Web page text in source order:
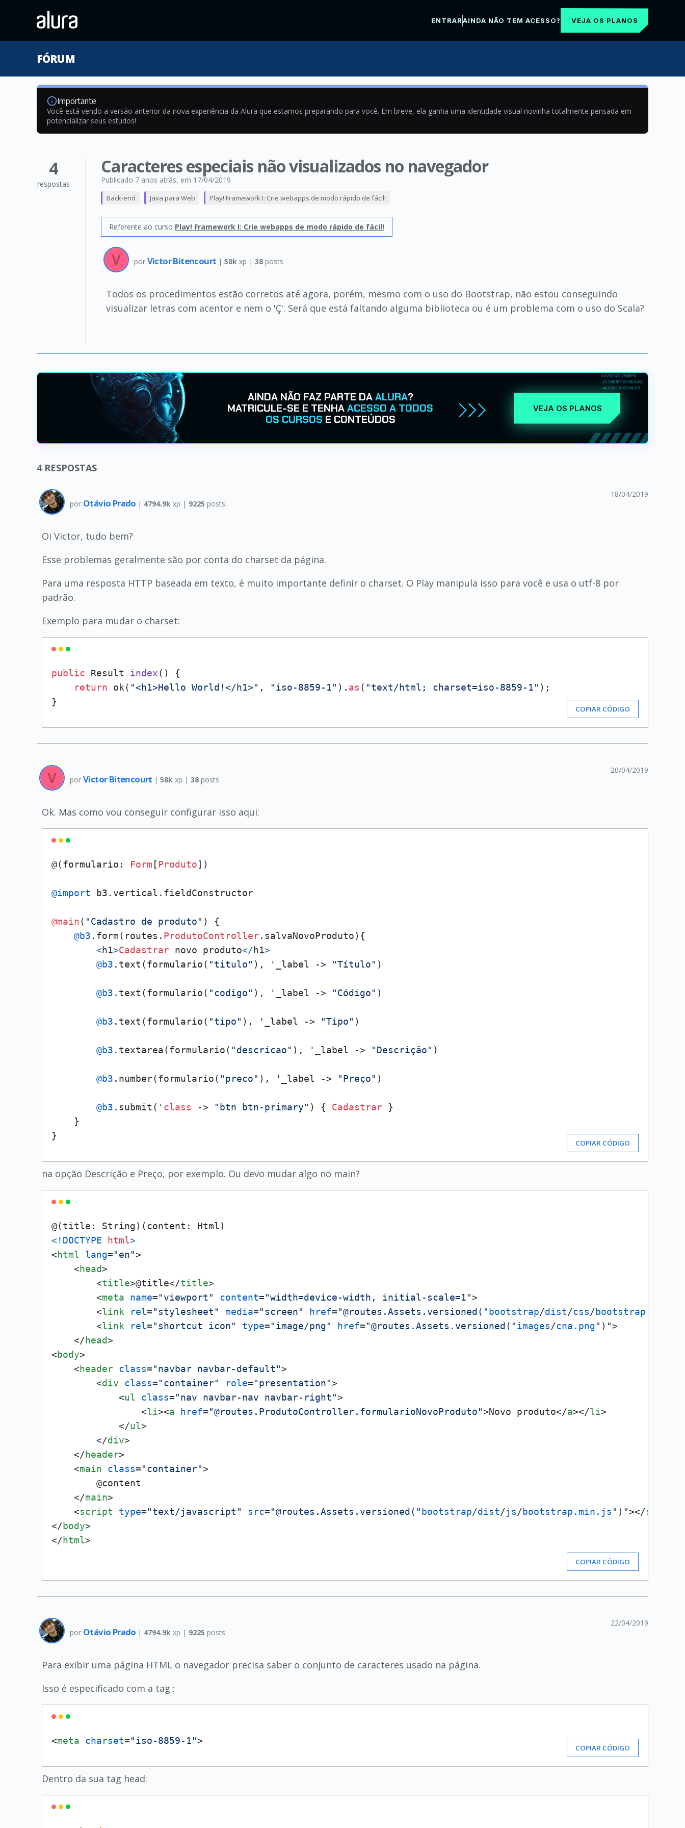
ENTRARAINDA NÃO TEM ACESSO? VEJA OS PLANOS
FÓRUM
Importante
Você está vendo a versão anterior da nova experiência da Alura que estamos preparando para você. Em breve, ela ganha uma identidade visual novinha totalmente pensada em
potencializar seus estudos!
4
respostas
Caracteres especiais não visualizados no navegador
Publicado 7 anos atrás, em 17/04/2019
Back-end Java para Web Play! Framework I: Crie webapps de modo rápido de fácil!
Referente ao curso Play! Framework I: Crie webapps de modo rápido de fácil!
por Victor Bitencourt | 58k xp | 38posts
Todos os procedimentos estão corretos até agora, porém, mesmo com o uso do Bootstrap, não estou conseguindo
visualizar letras com acentor e nem o 'Ç'. Será que está faltando alguma biblioteca ou é um problema com o uso do Scala?
AINDA NÃO FAZ PARTE DAALURA?
MATRICULE-SE E TENHAACESSO A TODOS
OS CURSOS E CONTEÚDOS
VEJA OS PLANOS
4 RESPOSTAS
por Otávio Prado | 4794.9k xp | 9225 posts
18/04/2019
Oi Victor, tudo bem?
Esse problemas geralmente são por conta do charset da página.
Para uma resposta HTTP baseada em texto, é muito importante definir o charset. O Play manipula isso para você e usa o utf-8 por
padrão.
Exemplo para mudar o charset:
public Result index()
{
return ok( "<h1>Hello World!</h1>" , "iso-8859-1" ). as ( "text/html; charset=iso-8859-1" );
}
COPIAR CÓDIGO
por Victor Bitencourt |58k xp |38 posts
20/04/2019
Ok. Mas como vou conseguir configurar isso aqui:
@(formulario: Form [Produto])
@import b3.vertical.fieldConstructor
@main( "Cadastro de produto" ) {
@b3 .form(routes. ProdutoController.salvaNovoProduto){
<h1>Cadastrar novo produto</h1>
@b3 .text(formulario( "titulo" ), '_label -> "Título" )
@b3 .text(formulario( "codigo" ), '_label -> "Código" )
@b3 .text(formulario( "tipo" ), '_label -> "Tipo" )
@b3 .textarea(formulario( "descricao" ), '_label -> "Descrição" )
@b3 .number(formulario( "preco" ), '_label -> "Preço" )
@b3 .submit(' class -> "btn btn-primary" ) { Cadastrar }
    }
}
COPIAR CÓDIGO
na opção Descrição e Preço, por exemplo. Ou devo mudar algo no main?
<!DOCTYPE
html>
<html lang="en">
<head>
<title>@title</title>
<meta name="viewport" content="width=device-width, initial-scale=1">
<link rel="stylesheet" media="screen" href="@routes.Assets.versioned(" bootstrap/dist/css/
<link rel="shortcut icon" type="image/png" href="@routes.Assets.versioned("images/cna.png")">
</head>
<body>
<header class="navbar navbar-default">
<div class="container" role="presentation">
<ul class="nav navbar-nav navbar-right">
<li><a href="@routes.ProdutoController.formularioNovoProduto">Novo produto</a></li>
</ul>
</div>
</header>
<main class="container">
        @content
</main>
<script type="text/javascript" src="@routes.Assets.versioned(" bootstrap/dist/js/bootstrap.min.js ")"></script
</body>
</html>
COPIAR CÓDIGO
por Otávio Prado | 4794.9k xp | 9225 posts
22/04/2019
Para exibir uma página HTML o navegador precisa saber o conjunto de caracteres usado na página.
Isso é especificado com a tag :
<meta charset="iso-8859-1">
COPIAR CÓDIGO
Dentro da sua tag head: